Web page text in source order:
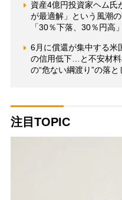
資産4億円投資家ヘム氏
が最適解」という風潮
「30％下落、30％円高
6月に償還が集中する
の信用低下…と不安材
の“危ない綱渡り”の落と
注目TOPIC